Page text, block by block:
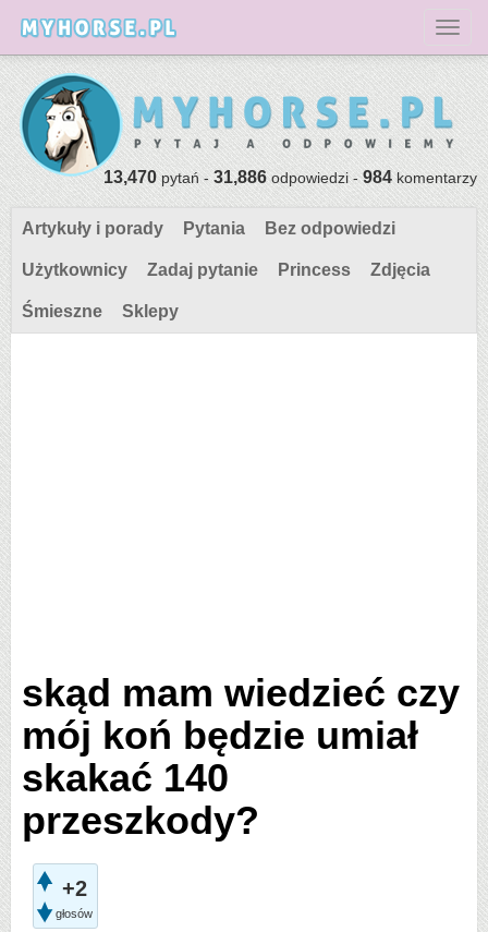
13,470pytań -31,886odpowiedzi -984komentarzy
Artykuły i porady Pytania Bez odpowiedzi
Użytkownicy Zadaj pytanie Princess Zdjęcia
Śmieszne Sklepy
skąd mam wiedzieć czy
mój koń będzie umiał
skakać 140
przeszkody?
+2
głosów